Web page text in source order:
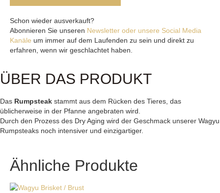
Schon wieder ausverkauft?
Abonnieren Sie unseren Newsletter oder unsere Social Media
Kanäle um immer auf dem Laufenden zu sein und direkt zu
erfahren, wenn wir geschlachtet haben.
ÜBER DAS PRODUKT
Das Rumpsteak stammt aus dem Rücken des Tieres, das
üblicherweise in der Pfanne angebraten wird.
Durch den Prozess des Dry Aging wird der Geschmack unserer Wagyu
Rumpsteaks noch intensiver und einzigartiger.
Ähnliche Produkte